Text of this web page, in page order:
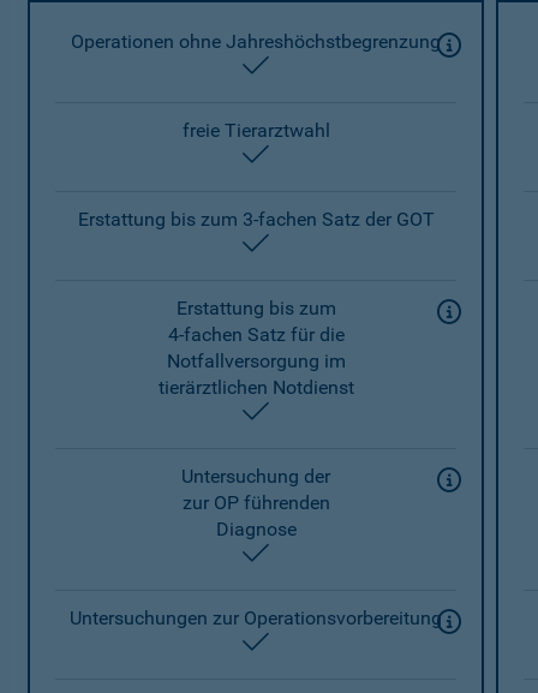
Operationen ohne Jahreshöchstbegrenzung
freie Tierarztwahl
Erstattung bis zum 3-fachen Satz der GOT
Erstattung bis zum
4-fachen Satz für die
Notfallversorgung im
tierärztlichen Notdienst
Untersuchung der
zur OP führenden
Diagnose
Untersuchungen zur Operationsvorbereitung